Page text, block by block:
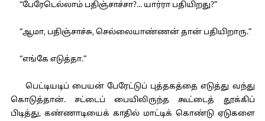
“பேரேடெல்லாம் பதிஞ்சாச்சா?... யார்ரா பதியிறது?”
“ஆமா, பதிஞ்சாச்சு, செல்லையாண்ணன் தான் பதியிறாரு.”
“எங்கே எடுத்தா.”
பெட்டியடிப் பையன் பேரேட்டுப் புத்தகத்தை எடுத்து வந்து
கொடுத்தான். சட்டைப் பையிலிருந்த கூட்டைத் தூக்கிப்
பிடித்து, கண்ணாடியைக் காதில் மாட்டிக் கொண்டு ஏடுகளை